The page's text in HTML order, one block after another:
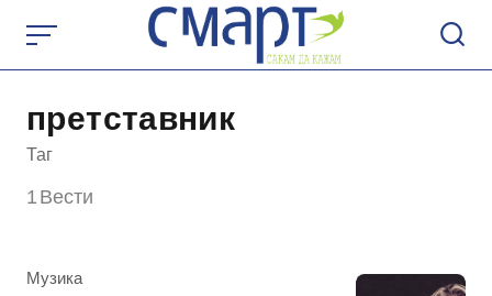
content
претставник
Таг
1 Вести
КАтегорија
Музика